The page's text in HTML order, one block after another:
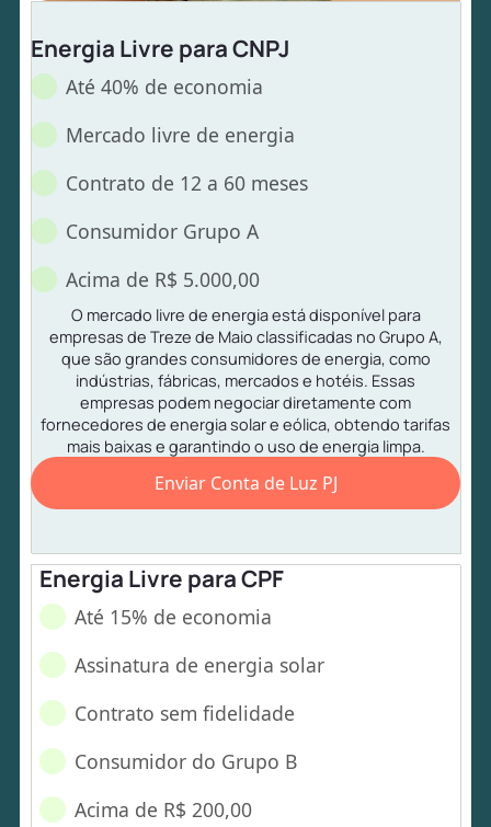
Energia Livre para CNPJ
Até 40% de economia
Mercado livre de energia
Contrato de 12 a 60 meses
Consumidor Grupo A
Acima de R$ 5.000,00
O mercado livre de energia está disponível para
empresas de Treze de Maio classificadas no Grupo A,
que são grandes consumidores de energia, como
indústrias, fábricas, mercados e hotéis. Essas
empresas podem negociar diretamente com
fornecedores de energia solar e eólica, obtendo tarifas
mais baixas e garantindo o uso de energia limpa.
Enviar Conta de Luz PJ
Energia Livre para CPF
Até 15% de economia
Assinatura de energia solar
Contrato sem fidelidade
Consumidor do Grupo B
Acima de R$ 200,00